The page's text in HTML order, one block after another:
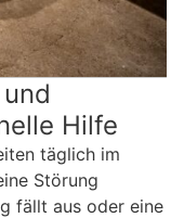
Hilfe
täglich im
Störung
fällt aus oder eine